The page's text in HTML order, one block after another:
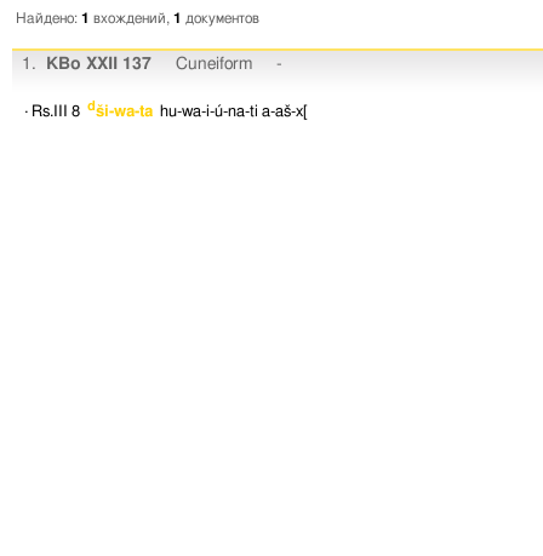
Найдено: 1 вхождений, 1 документов
1. KBo XXII 137 Cuneiform -
· Rs.III 8 dši-wa-ta hu-wa-i-ú-na-ti a-aš-x[